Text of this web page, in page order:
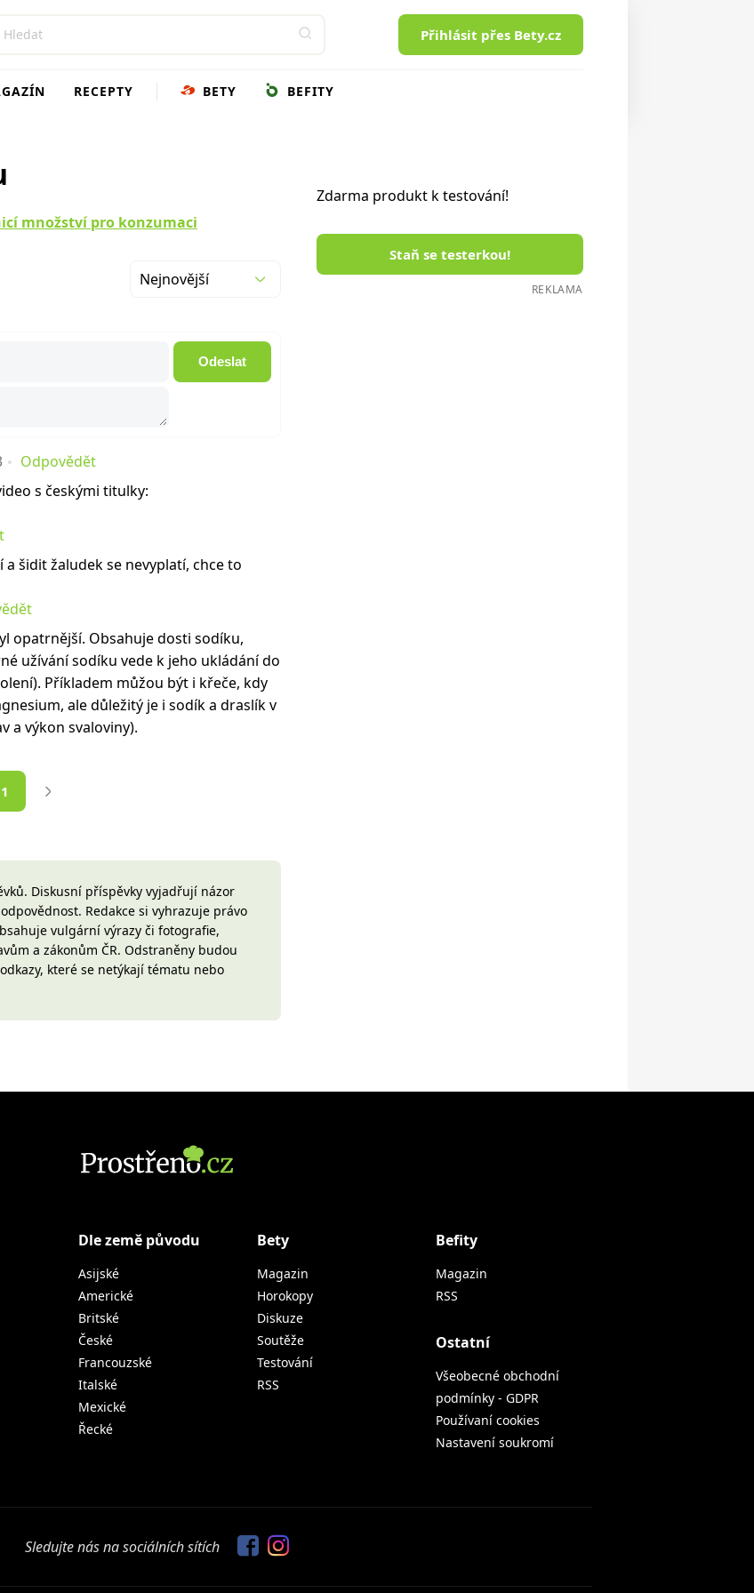
Přihlásit přes Bety.cz
RECEPTY BETY BEFITY
množství pro konzumaci
Nejnovější
Odeslat
Odpovědět
s českými titulky:
šidit žaludek se nevyplatí, chce to
opatrnější. Obsahuje dosti sodíku,
užívání sodíku vede k jeho ukládání do
Příkladem můžou být i křeče, kdy
ale důležitý je i sodík a draslík v
a výkon svaloviny).
1
Diskusní příspěvky vyjadřují názor
Redakce si vyhrazuje právo
vulgární výrazy či fotografie,
a zákonům ČR. Odstraněny budou
které se netýkají tématu nebo
Zdarma produkt k testování!
Staň se testerkou!
REKLAMA
Dle země původu
Asijské
Americké
Britské
České
Francouzské
Italské
Mexické
Řecké
Bety
Magazin
Horokopy
Diskuze
Soutěže
Testování
RSS
Befity
Magazin
RSS
Ostatní
Všeobecné obchodní
podmínky - GDPR
Používaní cookies
Nastavení soukromí
Sledujte nás na sociálních sítích